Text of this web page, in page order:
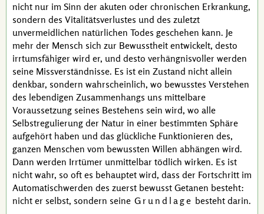
nicht nur im Sinn der akuten oder chronischen Erkrankung,
sondern des Vitalitätsverlustes und des zuletzt
unvermeidlichen natürlichen Todes geschehen kann. Je
mehr der Mensch sich zur Bewusstheit entwickelt, desto
irrtumsfähiger wird er, und desto verhängnisvoller werden
seine Missverständnisse. Es ist ein Zustand nicht allein
denkbar, sondern wahrscheinlich, wo bewusstes Verstehen
des lebendigen Zusammenhangs uns mittelbare
Voraussetzung seines Bestehens sein wird, wo alle
Selbstregulierung der Natur in einer bestimmten Sphäre
aufgehört haben und das glückliche Funktionieren des,
ganzen Menschen vom bewussten Willen abhängen wird.
Dann werden Irrtümer unmittelbar tödlich wirken. Es ist
nicht wahr, so oft es behauptet wird, dass der Fortschritt im
Automatischwerden des zuerst bewusst Getanen besteht:
nicht er selbst, sondern seine Grundlage besteht darin.